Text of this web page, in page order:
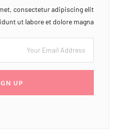
consectetur adipiscing elit
ut labore et dolore magna
UP